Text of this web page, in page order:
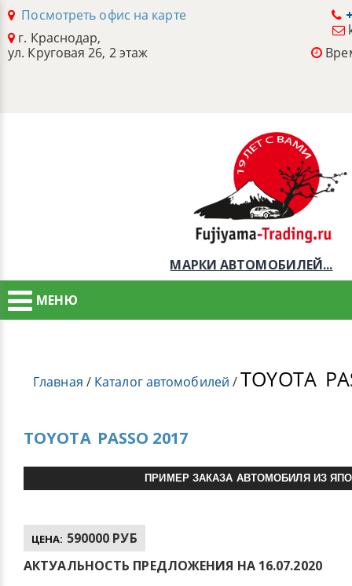
Посмотреть офис на карте
г. Краснодар,
ул. Круговая 26, 2 этаж
МАРКИ АВТОМОБИЛЕЙ...
МЕНЮ
Главная / Каталог автомобилей /TOYOTA
TOYOTA PASSO 2017
ПРИМЕР ЗАКАЗА АВТОМОБИЛЯ ИЗ
ЦЕНА: 590000 РУБ
АКТУАЛЬНОСТЬ ПРЕДЛОЖЕНИЯ НА 16.07.2020